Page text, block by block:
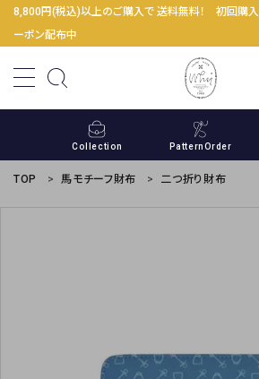
8,800円(税込)以上のご購入で 送料無料！ 初回購
ーポン配布中
Collection PatternOrder
TOP 馬モチーフ財布 二つ折り財布